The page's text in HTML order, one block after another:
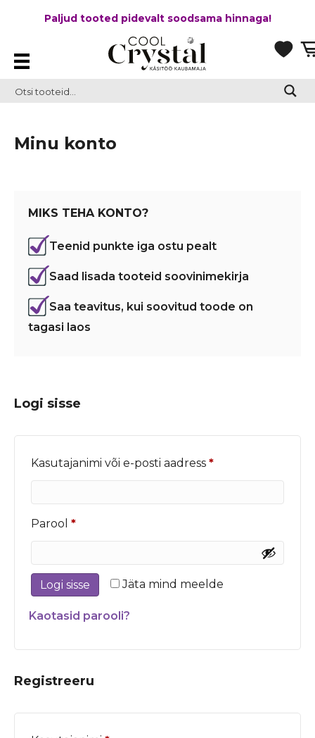
Paljud tooted pidevalt soodsama hinnaga!
Minu konto
MIKS TEHA KONTO?
Teenid punkte iga ostu pealt
Saad lisada tooteid soovinimekirja
Saa teavitus, kui soovitud toode on
tagasi laos
Logi sisse
Kasutajanimi või e-posti aadress *Nõutud
Parool *Nõutud
Jäta mind meelde
Logi sisse
Kaotasid parooli?
Registreeru